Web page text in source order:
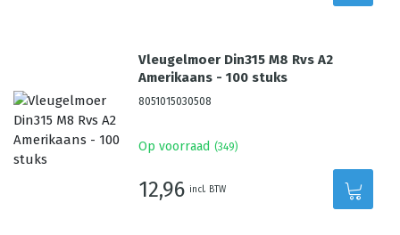
Vleugelmoer Din315 M8 Rvs A2
Amerikaans - 100 stuks
8051015030508
Op voorraad (349)
12,96 incl. BTW